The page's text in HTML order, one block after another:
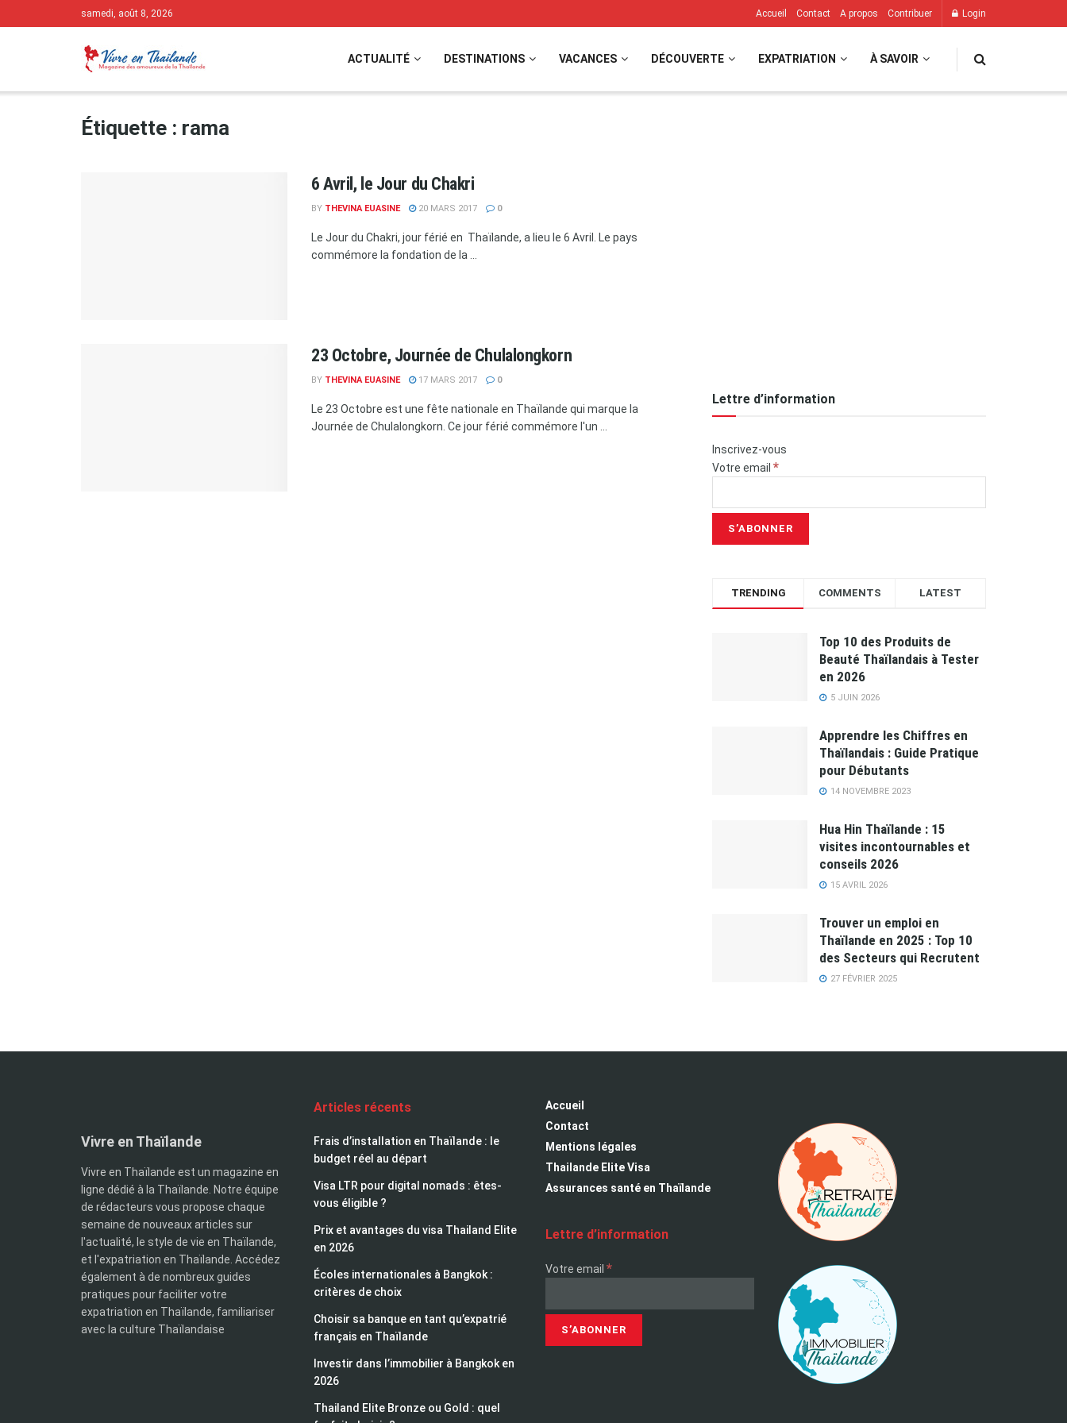
samedi, août 8, 2026 Accueil Contact A propos Contribuer Login
ACTUALITÉ DESTINATIONS VACANCES DÉCOUVERTE EXPATRIATION À SAVOIR
Étiquette : rama
6 Avril, le Jour du Chakri
BY THEVINA EUASINE 20 MARS 2017 0
Le Jour du Chakri, jour férié en Thaïlande, a lieu le 6 Avril. Le pays
commémore la fondation de la ...
23 Octobre, Journée de Chulalongkorn
BY THEVINA EUASINE 17 MARS 2017 0
Le 23 Octobre est une fête nationale en Thaïlande qui marque la
Journée de Chulalongkorn. Ce jour férié commémore l'un ...
Lettre d’information
Inscrivez-vous
Votre email *
TRENDING COMMENTS LATEST
Top 10 des Produits de
Beauté Thaïlandais à Tester
en 2026
5 JUIN 2026
Apprendre les Chiffres en
Thaïlandais : Guide Pratique
pour Débutants
14 NOVEMBRE 2023
Hua Hin Thaïlande : 15
visites incontournables et
conseils 2026
15 AVRIL 2026
Trouver un emploi en
Thaïlande en 2025 : Top 10
des Secteurs qui Recrutent
27 FÉVRIER 2025
Vivre en Thaïlande
Vivre en Thaïlande est un magazine en
ligne dédié à la Thaïlande. Notre équipe
de rédacteurs vous propose chaque
semaine de nouveaux articles sur
l'actualité, le style de vie en Thaïlande,
et l'expatriation en Thaïlande. Accédez
également à de nombreux guides
pratiques pour faciliter votre
expatriation en Thaïlande, familiariser
avec la culture Thaïlandaise
Articles récents
Frais d’installation en Thaïlande : le
budget réel au départ
Visa LTR pour digital nomads : êtes-
vous éligible ?
Prix et avantages du visa Thailand Elite
en 2026
Écoles internationales à Bangkok :
critères de choix
Choisir sa banque en tant qu’expatrié
français en Thaïlande
Investir dans l’immobilier à Bangkok en
2026
Thailand Elite Bronze ou Gold : quel
Accueil
Contact
Mentions légales
Thailande Elite Visa
Assurances santé en Thaïlande
Lettre d’information
Votre email *